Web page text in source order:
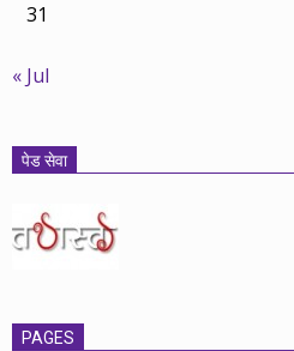
31
« Jul
पेड सेवा
PAGES